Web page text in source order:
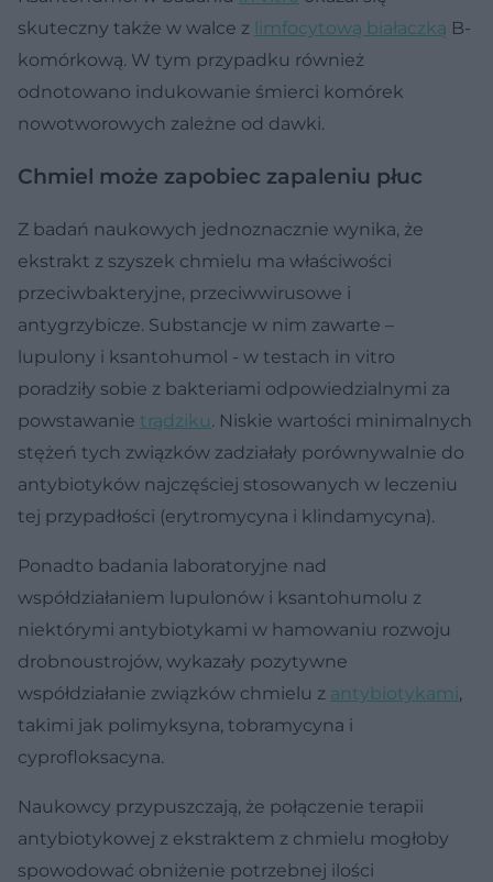
skuteczny także w walce z limfocytową białaczką B-
komórkową. W tym przypadku również
odnotowano indukowanie śmierci komórek
nowotworowych zależne od dawki.
Chmiel może zapobiec zapaleniu płuc
Z badań naukowych jednoznacznie wynika, że
ekstrakt z szyszek chmielu ma właściwości
przeciwbakteryjne, przeciwwirusowe i
antygrzybicze. Substancje w nim zawarte –
lupulony i ksantohumol - w testach in vitro
poradziły sobie z bakteriami odpowiedzialnymi za
powstawanie trądziku. Niskie wartości minimalnych
stężeń tych związków zadziałały porównywalnie do
antybiotyków najczęściej stosowanych w leczeniu
tej przypadłości (erytromycyna i klindamycyna).
Ponadto badania laboratoryjne nad
współdziałaniem lupulonów i ksantohumolu z
niektórymi antybiotykami w hamowaniu rozwoju
drobnoustrojów, wykazały pozytywne
współdziałanie związków chmielu z antybiotykami,
takimi jak polimyksyna, tobramycyna i
cyprofloksacyna.
Naukowcy przypuszczają, że połączenie terapii
antybiotykowej z ekstraktem z chmielu mogłoby
spowodować obniżenie potrzebnej ilości